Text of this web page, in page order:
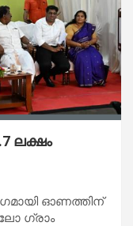
ലക്ഷം
ഓണത്തിന്
ഗ്രാം